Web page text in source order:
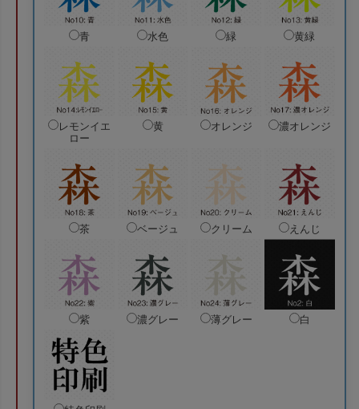
青 水色 緑 黄緑
レモンイエ
ロー
黄 オレンジ 濃オレンジ
茶 ベージュ クリーム えんじ
紫 濃グレー 薄グレー 白